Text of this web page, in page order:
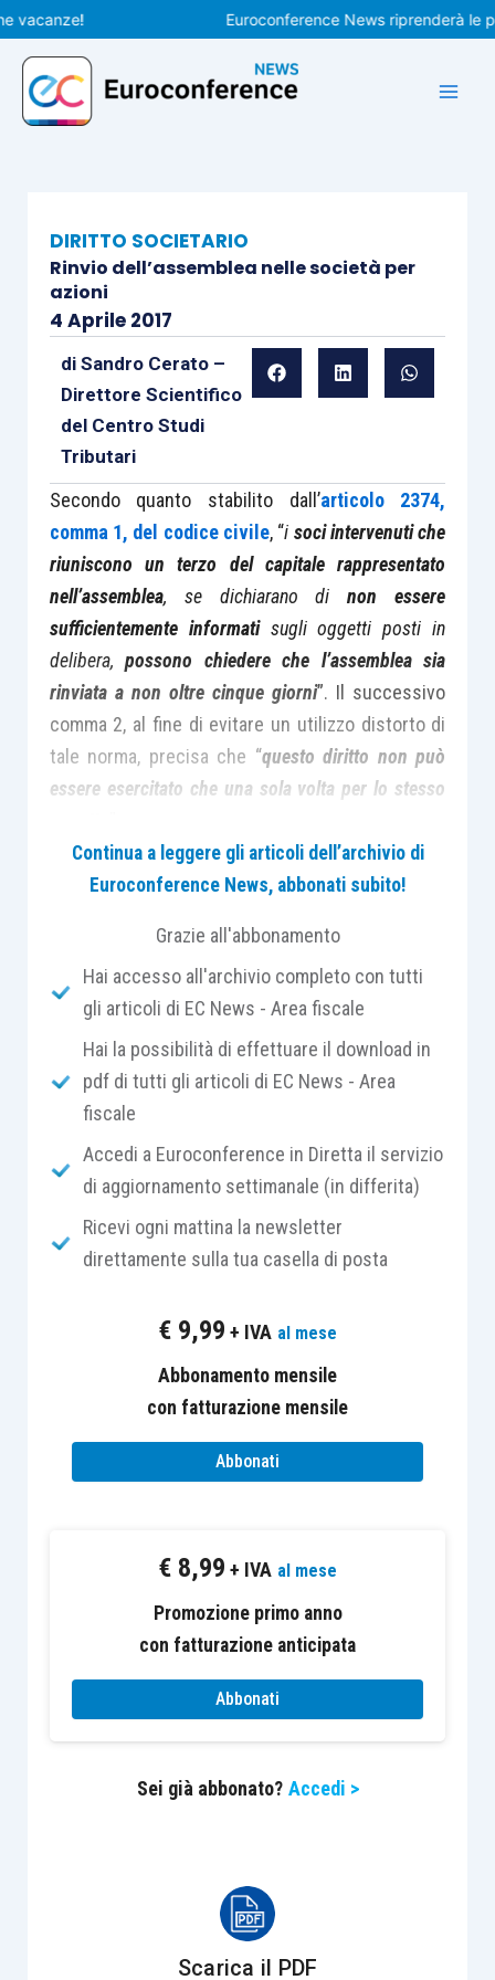
Vai
al
contenuto
Euroconference News riprenderà le
DIRITTO SOCIETARIO
Rinvio dell’assemblea nelle società per
azioni
4 Aprile 2017
di Sandro Cerato –
Direttore Scientifico
del Centro Studi
Tributari
Secondo quanto stabilito dall’articolo 2374,
comma 1, del codice civile, “i soci intervenuti che
riuniscono un terzo del capitale rappresentato
nell’assemblea, se dichiarano dinon essere
sufficientemente informatisugli oggetti posti in
delibera,possono chiedere che l’assemblea sia
rinviata a non oltre cinque giorni”. Il successivo
comma 2, al fine di evitare un utilizzo distorto di
tale norma, precisa che “questo diritto non può
essere esercitato che una sola volta per lo stesso
La disposizione riportata risponde ad evidenti
rappresentino almeno 1/3 del capitale sociale di
ottenere il rinvio dell’assemblea laddove i
stessi dichiarino di non essere
sufficientemente informati in merito ad un
argomento posto all’ordine del giorno
È bene osservare che il rinvio potrebbe essere
ordine del giorno vi sia l’approvazione del bilancio
di esercizio, ad esempio nell’ipotesi in cui
senza delle motivazioni pienamente
documentate nel bilancio stesso(tipicamente
nella nota integrativa).
In merito al funzionamento della disposizione in
rinvio è determinato tenendo conto del capitale
conseguenza che lo stesso è variabile in
effettivamente presente
nell’assemblea dei soci. Una volta ottenuto il
rinvio, il cui diritto non può essere compresso da
stabilisce che l’assemblea rinviata deve
minoranza può chiedere un solo rinvio per il
singolo argomento posto all’ordine del giorno.
Continua a leggere gli articoli dell’archivio di
Euroconference News, abbonati subito!
Grazie all'abbonamento
Hai accesso all'archivio completo con tutti
gli articoli di EC News - Area fiscale
Hai la possibilità di effettuare il download in
pdf di tutti gli articoli di EC News - Area
fiscale
Accedi a Euroconference in Diretta il servizio
di aggiornamento settimanale (in differita)
Ricevi ogni mattina la newsletter
direttamente sulla tua casella di posta
€ 9,99 + IVA al mese
Abbonamento mensile
con fatturazione mensile
Abbonati
€ 8,99 + IVA al mese
Promozione primo anno
con fatturazione anticipata
Abbonati
Sei già abbonato? Accedi >
Scarica il PDF